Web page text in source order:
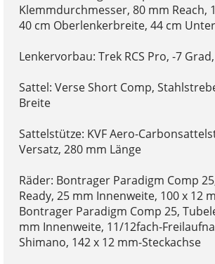
Klemmdurchmesser, 80 mm Reach,
40 cm Oberlenkerbreite, 44 cm
Lenkervorbau: Trek RCS Pro, -7
Sattel: Verse Short Comp,
Breite
Sattelstütze: KVF Aero-
Versatz, 280 mm Länge
Räder: Bontrager Paradigm Comp
Ready, 25 mm Innenweite, 100 x 12
Bontrager Paradigm Comp 25,
mm Innenweite, 11/12fach-
Shimano, 142 x 12 mm-Steckachse